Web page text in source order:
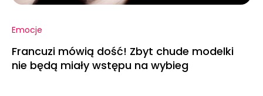
Emocje
Francuzi mówią dość! Zbyt chude modelki
nie będą miały wstępu na wybieg